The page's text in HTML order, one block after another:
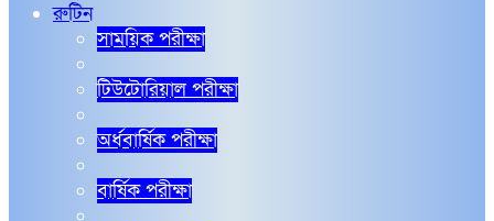
রুটিন
সাময়িক পরীক্ষা
টিউটোরিয়াল পরীক্ষা
অর্ধবার্ষিক পরীক্ষা
বার্ষিক পরীক্ষা